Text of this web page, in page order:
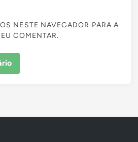
NESTE NAVEGADOR PARA A
COMENTAR.